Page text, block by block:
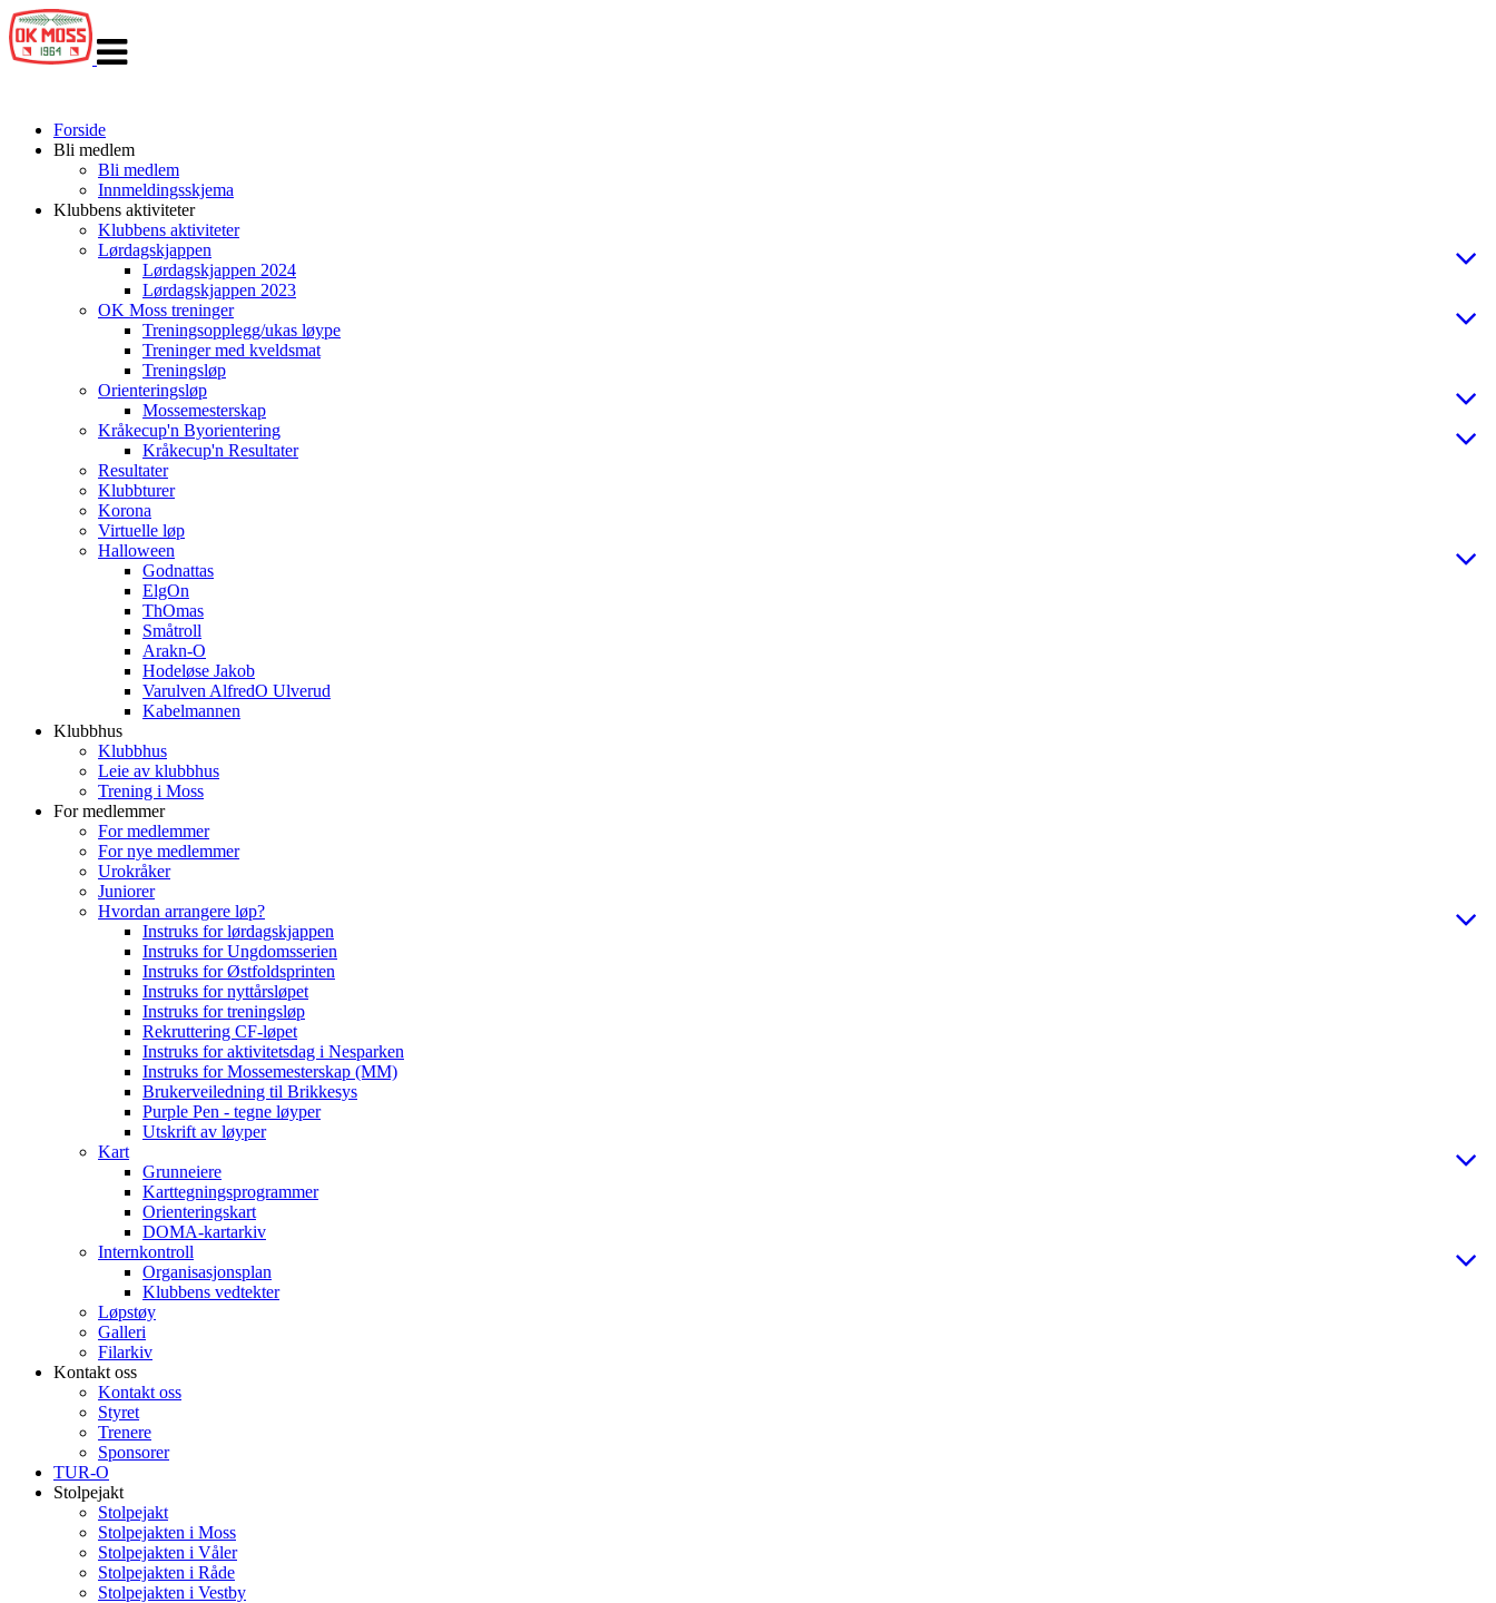
navigasjon
Forside
Bli medlem
Bli medlem
Innmeldingsskjema
Klubbens aktiviteter
Klubbens aktiviteter
Lørdagskjappen
Lørdagskjappen 2024
Lørdagskjappen 2023
OK Moss treninger
Treningsopplegg/ukas løype
Treninger med kveldsmat
Treningsløp
Orienteringsløp
Mossemesterskap
Kråkecup'n Byorientering
Kråkecup'n Resultater
Resultater
Klubbturer
Korona
Virtuelle løp
Halloween
Godnattas
ElgOn
ThOmas
Småtroll
Arakn-O
Hodeløse Jakob
Varulven AlfredO Ulverud
Kabelmannen
Klubbhus
Klubbhus
Leie av klubbhus
Trening i Moss
For medlemmer
For medlemmer
For nye medlemmer
Urokråker
Juniorer
Hvordan arrangere løp?
Instruks for lørdagskjappen
Instruks for Ungdomsserien
Instruks for Østfoldsprinten
Instruks for nyttårsløpet
Instruks for treningsløp
Rekruttering CF-løpet
Instruks for aktivitetsdag i Nesparken
Instruks for Mossemesterskap (MM)
Brukerveiledning til Brikkesys
Purple Pen - tegne løyper
Utskrift av løyper
Kart
Grunneiere
Karttegningsprogrammer
Orienteringskart
DOMA-kartarkiv
Internkontroll
Organisasjonsplan
Klubbens vedtekter
Løpstøy
Galleri
Filarkiv
Kontakt oss
Kontakt oss
Styret
Trenere
Sponsorer
TUR-O
Stolpejakt
Stolpejakt
Stolpejakten i Moss
Stolpejakten i Våler
Stolpejakten i Råde
Stolpejakten i Vestby